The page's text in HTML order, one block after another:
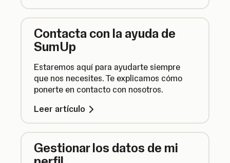
Contacta con la ayuda de
SumUp
Estaremos aquí para ayudarte siempre
que nos necesites. Te explicamos cómo
ponerte en contacto con nosotros.
Leer artículo
Gestionar los datos de mi